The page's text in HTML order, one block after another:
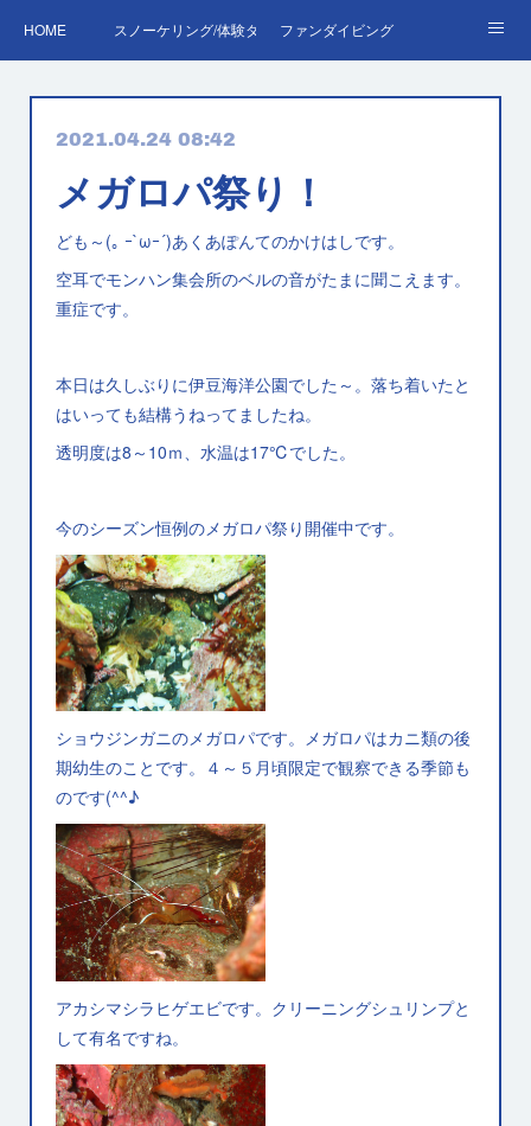
HOME スノーケリング/体験ダイビングファンダイビング
ダイビング・スキルアップレッスン｜プールで安心練習
AOW
プロへの第一歩！ダイブマスターご予約・お問い合わせ
2021.04.24 08:42
メガロパ祭り！
ども～(｡ ｰ`ωｰ´)あくあぽんてのかけはしです。
空耳でモンハン集会所のベルの音がたまに聞こえます。
重症です。
本日は久しぶりに伊豆海洋公園でした～。落ち着いたと
はいっても結構うねってましたね。
透明度は8～10ｍ、水温は17℃でした。
今のシーズン恒例のメガロパ祭り開催中です。
ショウジンガニのメガロパです。メガロパはカニ類の後
期幼生のことです。４～５月頃限定で観察できる季節も
のです(^^♪
アカシマシラヒゲエビです。クリーニングシュリンプと
して有名ですね。